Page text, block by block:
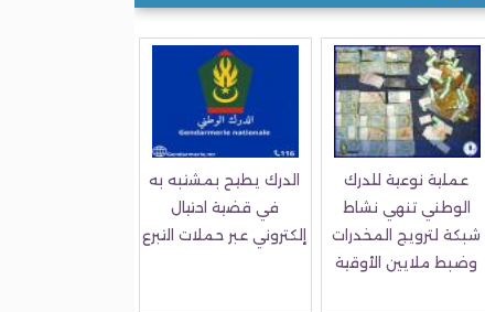
عملية نوعية للدرك
الوطني تنهي نشاط
شبكة لترويج المخدرات
وضبط ملايين الأوقية
الدرك يطيح بمشتبه به
في قضية احتيال
إلكتروني عبر حملات التبرع